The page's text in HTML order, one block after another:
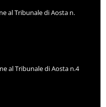
al Tribunale di Aosta n.
al Tribunale di Aosta n.4